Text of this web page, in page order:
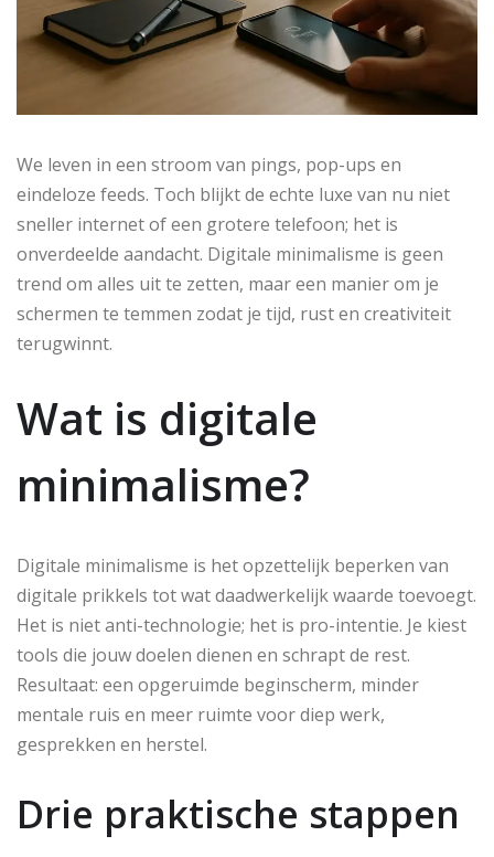
We leven in een stroom van pings, pop-ups en
eindeloze feeds. Toch blijkt de echte luxe van nu niet
sneller internet of een grotere telefoon; het is
onverdeelde aandacht. Digitale minimalisme is geen
trend om alles uit te zetten, maar een manier om je
schermen te temmen zodat je tijd, rust en creativiteit
terugwinnt.
Wat is digitale
minimalisme?
Digitale minimalisme is het opzettelijk beperken van
digitale prikkels tot wat daadwerkelijk waarde toevoegt.
Het is niet anti-technologie; het is pro-intentie. Je kiest
tools die jouw doelen dienen en schrapt de rest.
Resultaat: een opgeruimde beginscherm, minder
mentale ruis en meer ruimte voor diep werk,
gesprekken en herstel.
Drie praktische stappen